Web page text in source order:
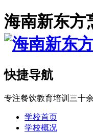
海南新东方
快捷导航
专注餐饮教育培训三十
学校首页
学校概况